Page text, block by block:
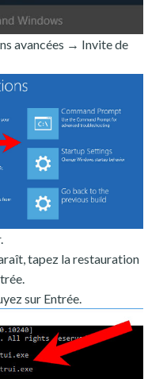
avancées → Invite de
tapez la restauration
sur Entrée.